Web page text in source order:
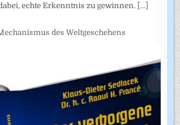
echte Erkenntnis zu gewinnen. [...]
des Weltgeschehens